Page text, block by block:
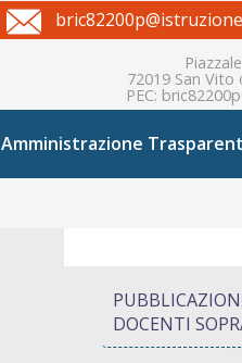
72019 San
PEC:
Amministrazione
DOCENTI